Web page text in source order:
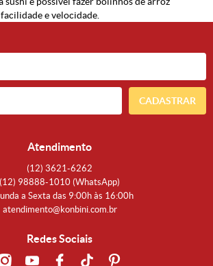
e velocidade.
CADASTRAR
Atendimento
(12) 3621-6262
(12) 98888-1010 (WhatsApp)
a Sexta das 9:00h às 16:00h
atendimento@konbini.com.br
Redes Sociais